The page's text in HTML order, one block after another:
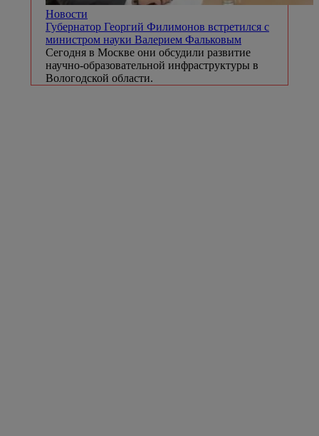
Новости
Губернатор Георгий Филимонов встретился с
министром науки Валерием Фальковым
Сегодня в Москве они обсудили развитие
научно-образовательной инфраструктуры в
Вологодской области.